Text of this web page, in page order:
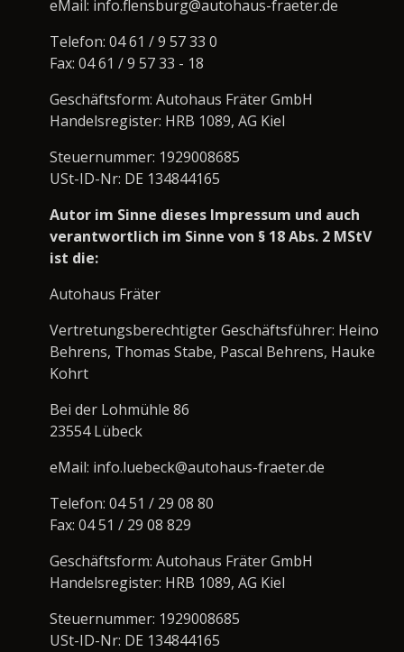
eMail: info.flensburg@autohaus-fraeter.de
Telefon: 04 61 / 9 57 33 0
Fax: 04 61 / 9 57 33 - 18
Geschäftsform: Autohaus Fräter GmbH
Handelsregister: HRB 1089, AG Kiel
Steuernummer: 1929008685
USt-ID-Nr: DE 134844165
Autor im Sinne dieses Impressum und auch
verantwortlich im Sinne von § 18 Abs. 2 MStV
ist die:
Autohaus Fräter
Vertretungsberechtigter Geschäftsführer: Heino
Behrens, Thomas Stabe, Pascal Behrens, Hauke
Kohrt
Bei der Lohmühle 86
23554 Lübeck
eMail: info.luebeck@autohaus-fraeter.de
Telefon: 04 51 / 29 08 80
Fax: 04 51 / 29 08 829
Geschäftsform: Autohaus Fräter GmbH
Handelsregister: HRB 1089, AG Kiel
Steuernummer: 1929008685
USt-ID-Nr: DE 134844165